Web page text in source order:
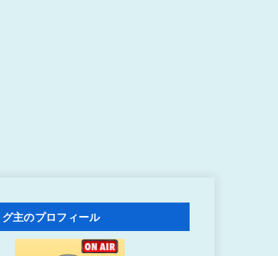
主のプロフィール